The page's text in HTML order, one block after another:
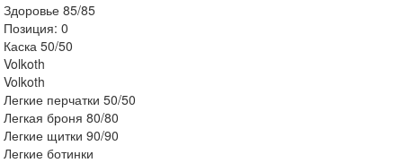
Здоровье 85/85
Позиция: 0
Каска 50/50
Volkoth
Volkoth
Легкие перчатки 50/50
Легкая броня 80/80
Легкие щитки 90/90
Легкие ботинки